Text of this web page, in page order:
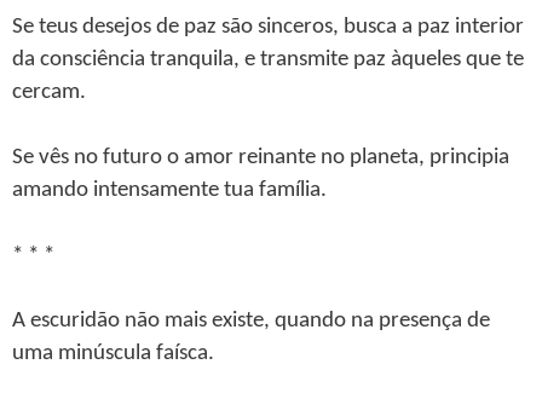
Se teus desejos de paz são sinceros, busca a paz interior
da consciência tranquila, e transmite paz àqueles que te
cercam.
Se vês no futuro o amor reinante no planeta, principia
amando intensamente tua família.
* * *
A escuridão não mais existe, quando na presença de
uma minúscula faísca.